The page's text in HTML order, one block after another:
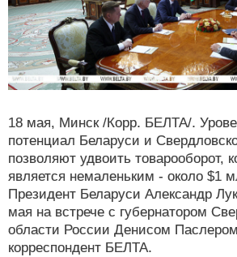
18 мая, Минск /Корр. БЕЛТА/.
потенциал Беларуси и
позволяют удвоить товарооборот,
является немаленьким - около $1
Президент Беларуси Александр
мая на встрече с губернатором
области России Денисом
корреспондент БЕЛТА.